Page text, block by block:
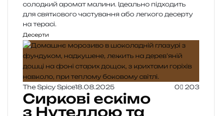
солодкий аромат малини. Ідеально підходить
для святкового частування або легкого десерту
на терасі.
Десерти
The Spicy Spice18.08.2025 0 203
Сиркові ескімо
з Нутеллою та